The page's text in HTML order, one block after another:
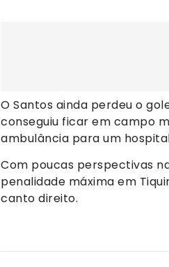
O Santos ainda perdeu o
conseguiu ficar em campo
ambulância para um
Com poucas perspectivas
penalidade máxima em
canto direito.